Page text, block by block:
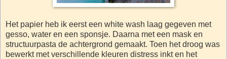
Het papier heb ik eerst een white wash laag gegeven met
gesso, water en een sponsje. Daarna met een mask en
structuurpasta de achtergrond gemaakt. Toen het droog was
bewerkt met verschillende kleuren distress inkt en het